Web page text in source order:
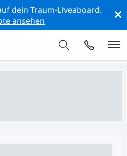
dein Traum-Liveaboard.
ansehen